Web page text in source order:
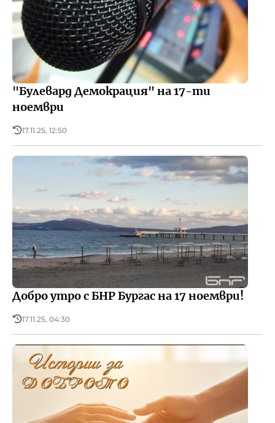
"Булевард Демокрация" на 17-ти
ноември
17.11.25, 12:50
Добро утро с БНР Бургас на 17 ноември!
17.11.25, 04:30